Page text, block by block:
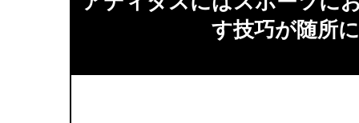
す技巧が随所